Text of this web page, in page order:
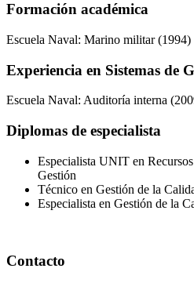
Formación académica
Escuela Naval: Marino militar (1994)
Experiencia en Sistemas de
Escuela Naval: Auditoría interna
Diplomas de especialista
Especialista UNIT en
Gestión
Técnico en Gestión de la
Especialista en Gestión de la
Contacto